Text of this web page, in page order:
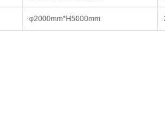
φ2000mm*H5000mm